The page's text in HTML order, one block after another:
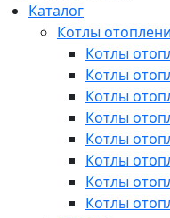
Каталог
Котлы
Котлы
Котлы
Котлы
Котлы
Котлы
Котлы
Котлы
Котлы